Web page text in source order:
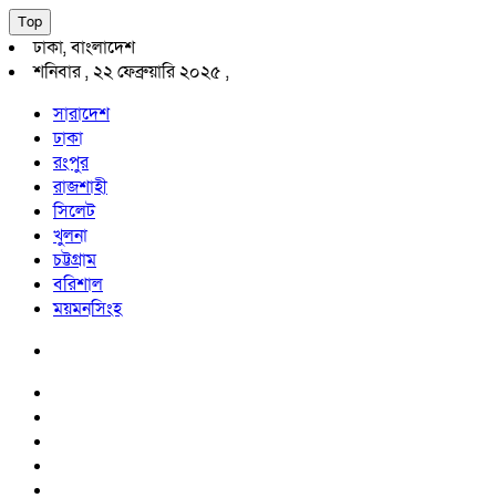
Top
ঢাকা, বাংলাদেশ
শনিবার , ২২ ফেব্রুয়ারি ২০২৫ ,
সারাদেশ
ঢাকা
রংপুর
রাজশাহী
সিলেট
খুলনা
চট্টগ্রাম
বরিশাল
ময়মনসিংহ